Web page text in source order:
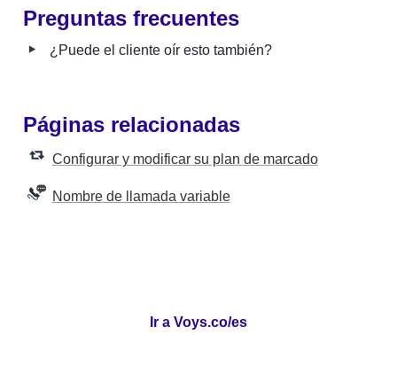
Preguntas frecuentes
‣ ¿Puede el cliente oír esto también?
Páginas relacionadas
Configurar y modificar su plan de marcado
Nombre de llamada variable
Ir a Voys.co/es